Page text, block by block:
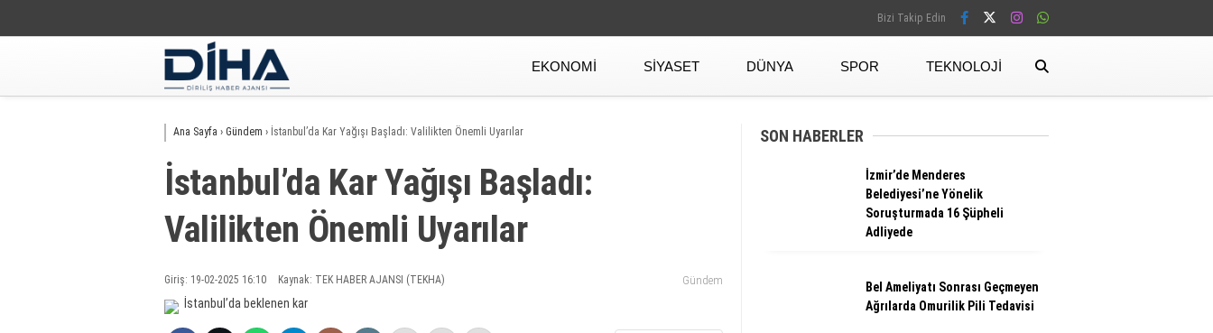
Bizi Takip Edin
EKONOMI SIYASET DÜNYA SPOR TEKNOLOJI
Ana Sayfa › Gündem › İstanbul’da Kar Yağışı Başladı: Valilikten Önemli Uyarılar
İstanbul’da Kar Yağışı Başladı:
Valilikten Önemli Uyarılar
Giriş: 19-02-2025 16:10 Kaynak: TEK HABER AJANSI (TEKHA) Gündem
SON HABERLER
İzmir’de Menderes
Belediyesi’ne Yönelik
Soruşturmada 16 Şüpheli
Adliyede
Bel Ameliyatı Sonrası Geçmeyen
Ağrılarda Omurilik Pili Tedavisi